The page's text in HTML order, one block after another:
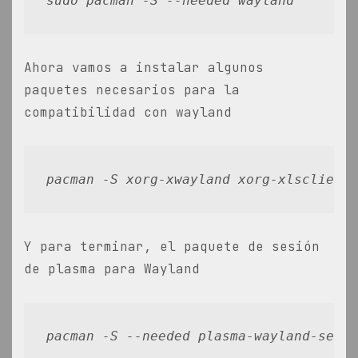
Ahora vamos a instalar algunos
paquetes necesarios para la
compatibilidad con wayland
pacman -S xorg-xwayland xorg-
Y para terminar, el paquete de sesión
de plasma para Wayland
pacman -S --needed plasma-wayland-